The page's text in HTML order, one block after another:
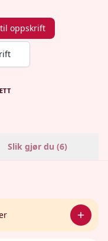
oppskrift
Slik gjør du (6)